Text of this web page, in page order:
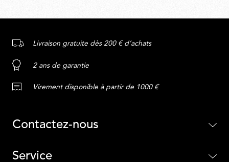
Livraison gratuite dès 200 € d’achats
2 ans de garantie
Virement disponible à partir de 1000 €
Contactez-nous
Service